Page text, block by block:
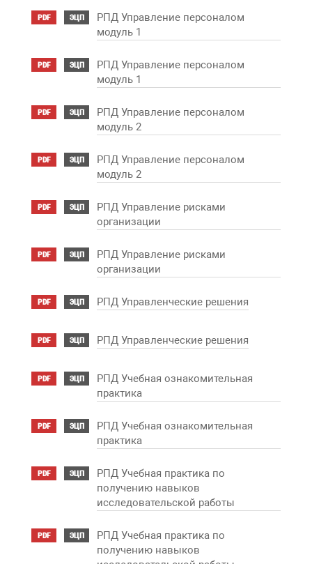
PDF ЭЦП
РПД Управление персоналом
модуль 1
PDF ЭЦП
РПД Управление персоналом
модуль 1
PDF ЭЦП
РПД Управление персоналом
модуль 2
PDF ЭЦП
РПД Управление персоналом
модуль 2
PDF ЭЦП
РПД Управление рисками
организации
PDF ЭЦП
РПД Управление рисками
организации
PDF ЭЦП РПД Управленческие решения
PDF ЭЦП РПД Управленческие решения
PDF ЭЦП
РПД Учебная ознакомительная
практика
PDF ЭЦП
РПД Учебная ознакомительная
практика
PDF ЭЦП
РПД Учебная практика по
получению навыков
исследовательской работы
PDF ЭЦП
РПД Учебная практика по
получению навыков